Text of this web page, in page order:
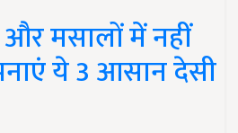
मसालों में नहीं
ये 3 आसान देसी